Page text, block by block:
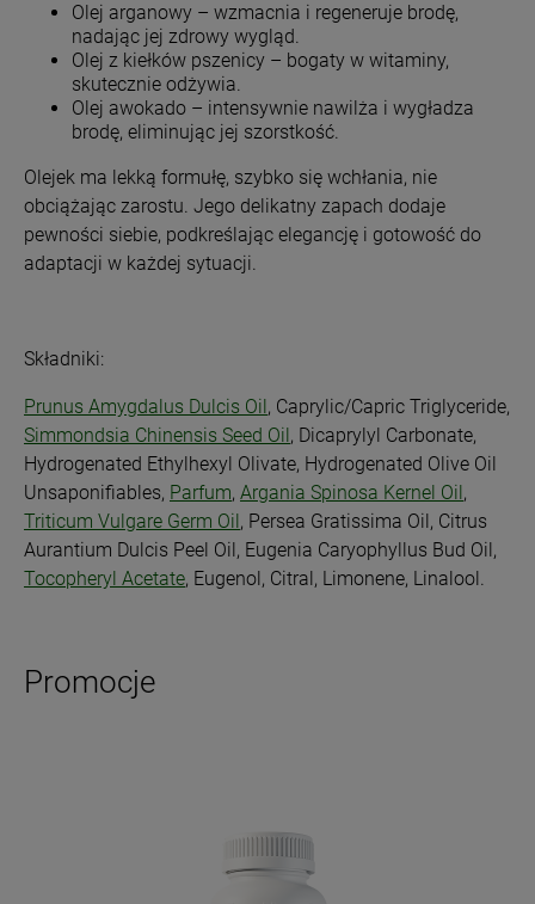
Olej arganowy – wzmacnia i regeneruje brodę,
nadając jej zdrowy wygląd.
Olej z kiełków pszenicy – bogaty w witaminy,
skutecznie odżywia.
Olej awokado – intensywnie nawilża i wygładza
brodę, eliminując jej szorstkość.
Olejek ma lekką formułę, szybko się wchłania, nie
obciążając zarostu. Jego delikatny zapach dodaje
pewności siebie, podkreślając elegancję i gotowość do
adaptacji w każdej sytuacji.
Składniki:
Prunus Amygdalus Dulcis Oil, Caprylic/Capric Triglyceride,
Simmondsia Chinensis Seed Oil, Dicaprylyl Carbonate,
Hydrogenated Ethylhexyl Olivate, Hydrogenated Olive Oil
Unsaponifiables, Parfum, Argania Spinosa Kernel Oil,
Triticum Vulgare Germ Oil, Persea Gratissima Oil, Citrus
Aurantium Dulcis Peel Oil, Eugenia Caryophyllus Bud Oil,
Tocopheryl Acetate, Eugenol, Citral, Limonene, Linalool.
Promocje